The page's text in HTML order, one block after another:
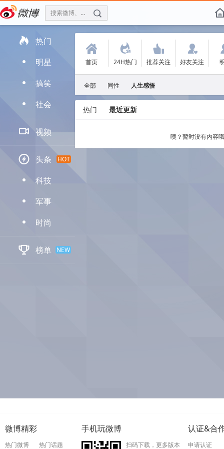
搜索微博、找人 f
 热门
D 明星
D 搞笑
D 社会
 视频
 头条 HOT
D 科技
D 军事
D 时尚
 榜单 NEW
(
首页
.
24H热门
'
推荐关注
:
好友关注
全部 同性 人生感悟
热门 最近更新
咦？暂时没有内容
微博精彩
热门微博 热门话题
手机玩微博
扫码下载，更多版本
认证&合
申请认证